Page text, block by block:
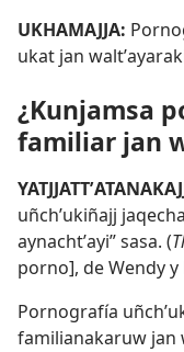
UKHAMAJJA:
ukat jan
¿Kunjamsa
familiar jan
uñchʼukiñajj
aynachtʼayi” sasa. (
porno], de Wendy
Pornografía
familianakaruw jan